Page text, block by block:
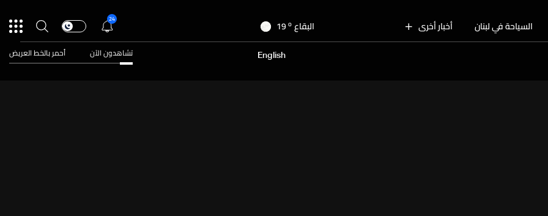
السياحة في لبنان أخبار أخرى البقاع 19o
الجنوب 24o
25
24
English تشاهدون الآن أحمر بالخط العريض